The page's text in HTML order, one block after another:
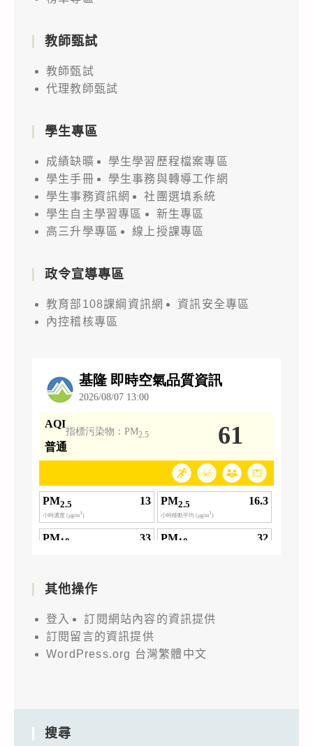
教師甄試
教師甄試
代理教師甄試
學生專區
成績缺曠
學生學習歷程檔案專區
學生手冊
學生事務與轉導工作網
學生事務資訊網
社團選填系統
學生自主學習專區
新生專區
高三升學專區
線上授課專區
政令宣導專區
教育部108課綱資訊網
資訊安全專區
內控稽核專區
其他操作
登入
訂閱網站內容的資訊提供
訂閱留言的資訊提供
WordPress.org 台灣繁體中文
搜尋